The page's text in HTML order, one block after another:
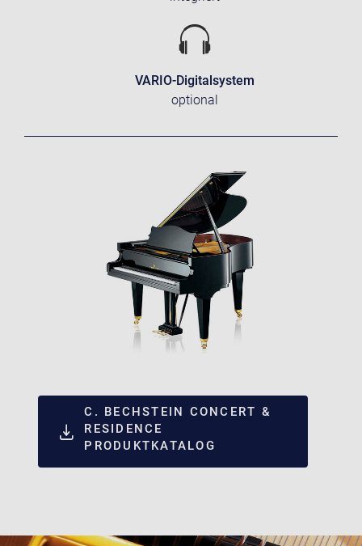
VARIO-Digitalsystem
optional
C. BECHSTEIN CONCERT &
RESIDENCE
PRODUKTKATALOG